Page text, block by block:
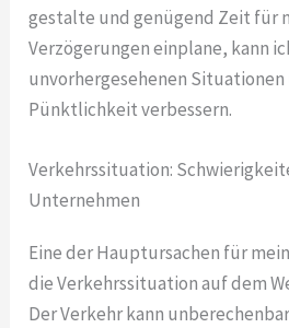
gestalte und genügend Zeit für
Verzögerungen einplane, kann
unvorhergesehenen
Pünktlichkeit verbessern.
Verkehrssituation:
Unternehmen
Eine der Hauptursachen für
die Verkehrssituation auf dem
Der Verkehr kann